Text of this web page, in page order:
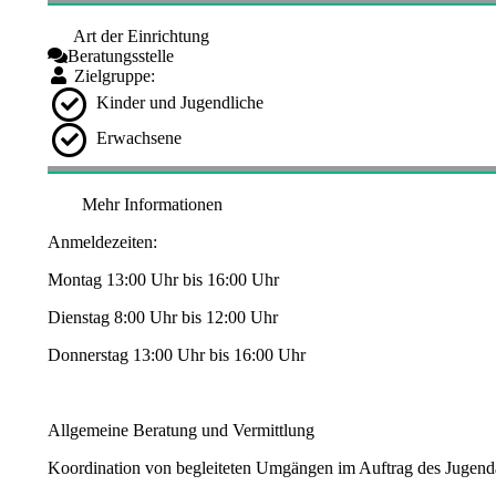
Art der Einrichtung
Beratungsstelle
Zielgruppe:
Kinder und Jugendliche
Erwachsene
Mehr Informationen
Anmeldezeiten:
Montag 13:00 Uhr bis 16:00 Uhr
Dienstag 8:00 Uhr bis 12:00 Uhr
Donnerstag 13:00 Uhr bis 16:00 Uhr
Allgemeine Beratung und Vermittlung
Koordination von begleiteten Umgängen im Auftrag des